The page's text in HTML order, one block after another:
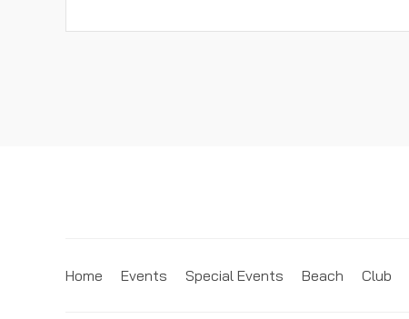
Home Events Special Events Beach Club